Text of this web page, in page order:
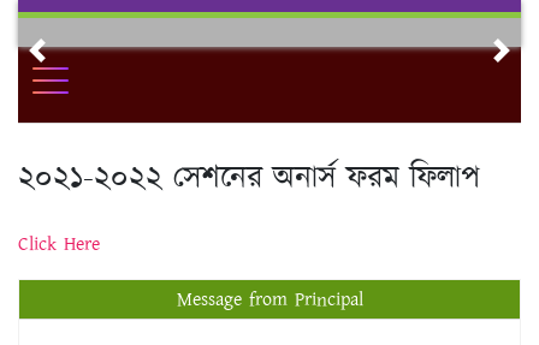
Skip
contentPrevious
২০২১-২০২২ সেশনের অনার্স ফরম ফিলাপ
Click Here
Message from Principal